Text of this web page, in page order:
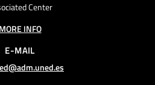
Center
MORE INFO
E-MAIL